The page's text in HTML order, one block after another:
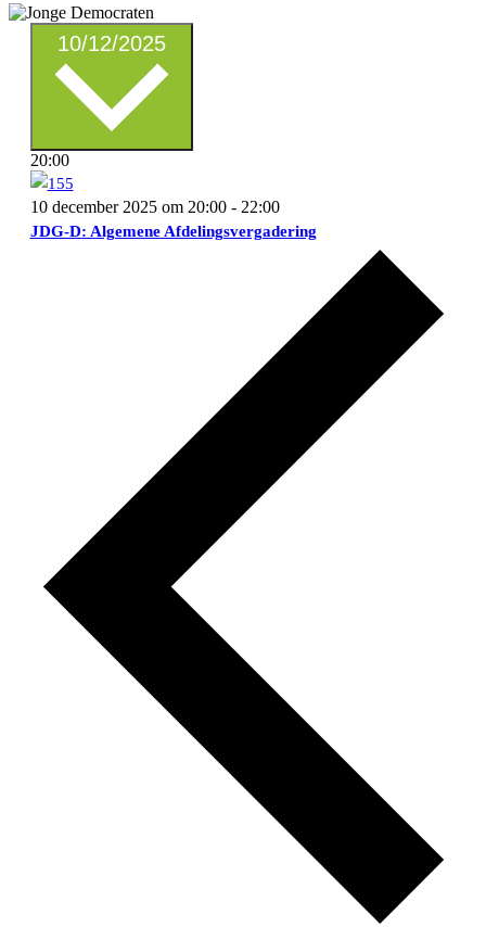
10/12/2025
Select
20:00
10 december 2025 om 20:00- 22:00
JDG-D: Algemene Afdelingsvergadering